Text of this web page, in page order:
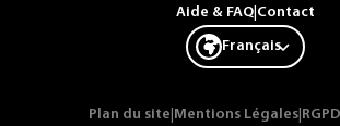
Aide & FAQ| Contact
Français
Plan du site Mentions Légales RGPD